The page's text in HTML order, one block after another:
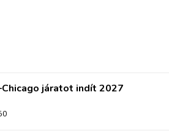
járatot indít 2027